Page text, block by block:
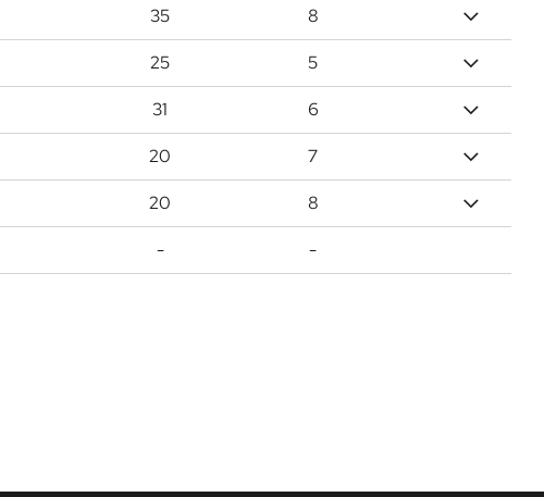
35 8
25 5
31 6
20 7
20 8
- -